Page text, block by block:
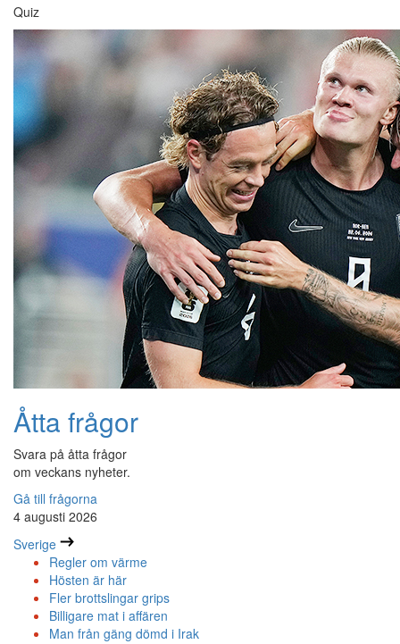
Quiz
Åtta frågor
Svara på åtta frågor
om veckans nyheter.
Gå till frågorna
4 augusti 2026
Sverige
Regler om värme
Hösten är här
Fler brottslingar grips
Billigare mat i affären
Man från gäng dömd i Irak